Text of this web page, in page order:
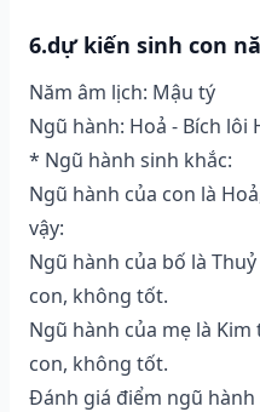
6.dự kiến sinh con
Năm âm lịch: Mậu tý
Ngũ hành: Hoả - Bích lôi
* Ngũ hành sinh khắc:
Ngũ hành của con là
vậy:
Ngũ hành của bố là
con, không tốt.
Ngũ hành của mẹ là
con, không tốt.
Đánh giá điểm ngũ hành